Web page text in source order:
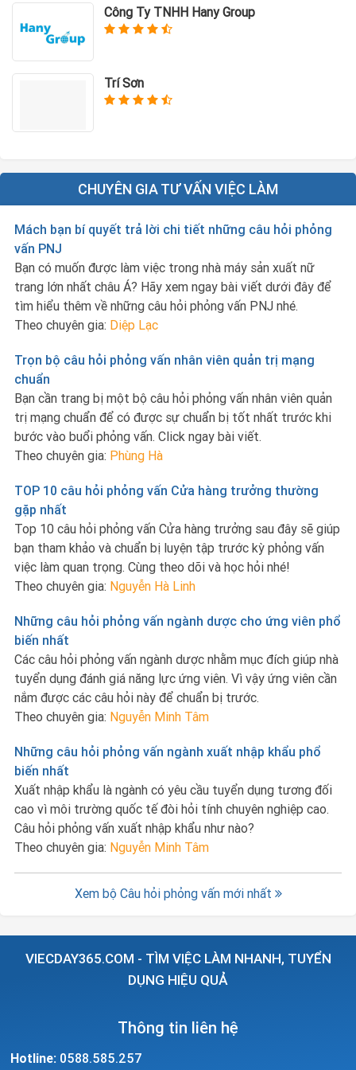
sách được ban hành đến các bộ phận và Công ty
liên quan;
đạo;
Công Ty TNHH Hany Group
Trí Sơn
CHUYÊN GIA TƯ VẤN VIỆC LÀM
Mách bạn bí quyết trả lời chi tiết những câu hỏi phỏng
vấn PNJ
Bạn có muốn được làm việc trong nhà máy sản xuất nữ
trang lớn nhất châu Á? Hãy xem ngay bài viết dưới đây để
tìm hiểu thêm về những câu hỏi phỏng vấn PNJ nhé.
Theo chuyên gia: Diệp Lạc
Trọn bộ câu hỏi phỏng vấn nhân viên quản trị mạng
chuẩn
Bạn cần trang bị một bộ câu hỏi phỏng vấn nhân viên quản
trị mạng chuẩn để có được sự chuẩn bị tốt nhất trước khi
bước vào buổi phỏng vấn. Click ngay bài viết.
Theo chuyên gia: Phùng Hà
TOP 10 câu hỏi phỏng vấn Cửa hàng trưởng thường
gặp nhất
Top 10 câu hỏi phỏng vấn Cửa hàng trưởng sau đây sẽ giúp
bạn tham khảo và chuẩn bị luyện tập trước kỳ phỏng vấn
việc làm quan trọng. Cùng theo dõi và học hỏi nhé!
Theo chuyên gia: Nguyễn Hà Linh
Những câu hỏi phỏng vấn ngành dược cho ứng viên phổ
biến nhất
Các câu hỏi phỏng vấn ngành dược nhằm mục đích giúp nhà
tuyển dụng đánh giá năng lực ứng viên. Vì vậy ứng viên cần
nắm được các câu hỏi này để chuẩn bị trước.
Theo chuyên gia: Nguyễn Minh Tâm
Những câu hỏi phỏng vấn ngành xuất nhập khẩu phổ
biến nhất
Xuất nhập khẩu là ngành có yêu cầu tuyển dụng tương đối
cao vì môi trường quốc tế đòi hỏi tính chuyên nghiệp cao.
Câu hỏi phỏng vấn xuất nhập khẩu như nào?
Theo chuyên gia: Nguyễn Minh Tâm
Xem bộ Câu hỏi phỏng vấn mới nhất
VIECDAY365.COM - TÌM VIỆC LÀM NHANH, TUYỂN
DỤNG HIỆU QUẢ
Thông tin liên hệ
Hotline: 0588.585.257